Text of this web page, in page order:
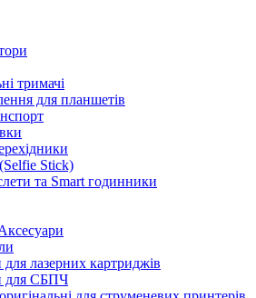
тримачі
для планшетів
Stick)
та Smart годинники
лазерних картриджів
для СБПЧ